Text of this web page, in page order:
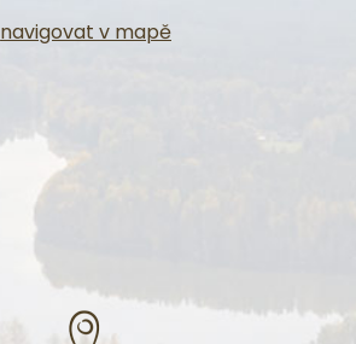
navigovat v mapě